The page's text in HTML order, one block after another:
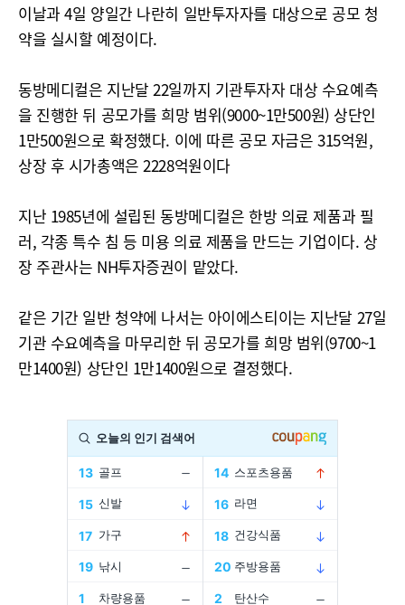
이날과 4일 양일간 나란히 일반투자자를 대상으로 공모 청
약을 실시할 예정이다.
동방메디컬은 지난달 22일까지 기관투자자 대상 수요예측
을 진행한 뒤 공모가를 희망 범위(9000~1만500원) 상단인
1만500원으로 확정했다. 이에 따른 공모 자금은 315억원,
상장 후 시가총액은 2228억원이다
지난 1985년에 설립된 동방메디컬은 한방 의료 제품과 필
러, 각종 특수 침 등 미용 의료 제품을 만드는 기업이다. 상
장 주관사는 NH투자증권이 맡았다.
같은 기간 일반 청약에 나서는 아이에스티이는 지난달 27일
기관 수요예측을 마무리한 뒤 공모가를 희망 범위(9700~1
만1400원) 상단인 1만1400원으로 결정했다.